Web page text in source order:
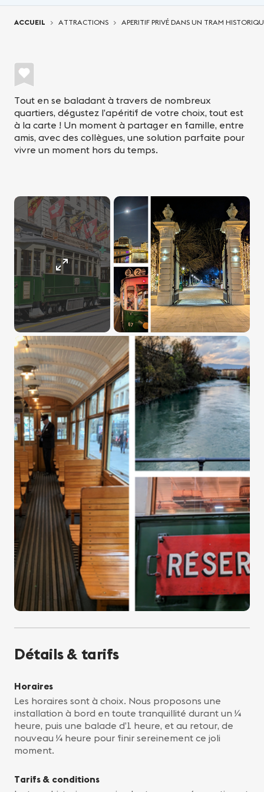
ACCUEIL ATTRACTIONS APERITIF PRIVÉ DANS UN TRAM
Tout en se baladant à travers de nombreux
quartiers, dégustez l’apéritif de votre choix, tout est
à la carte ! Un moment à partager en famille, entre
amis, avec des collègues, une solution parfaite pour
vivre un moment hors du temps.
Détails & tarifs
Horaires
Les horaires sont à choix. Nous proposons une
installation à bord en toute tranquillité durant un ¼
heure, puis une balade d’1 heure, et au retour, de
nouveau ¼ heure pour finir sereinement ce joli
moment.
Tarifs & conditions